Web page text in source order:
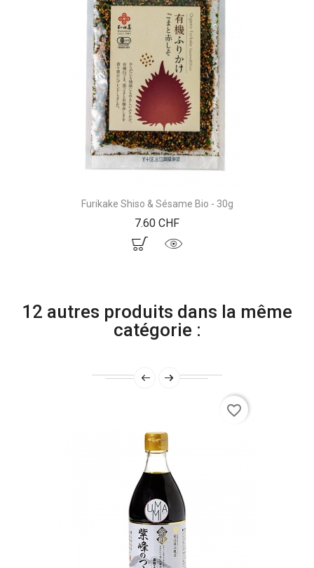
Furikake Shiso & Sésame Bio - 30g
7.60 CHFPrix
12 autres produits dans la même
catégorie :
favorite_border